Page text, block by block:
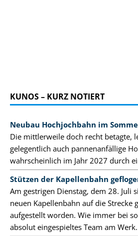
KUNOS – KURZ NOTIERT
Neubau Hochjochbahn im
Die mittlerweile doch recht betagte,
gelegentlich auch pannenanfällige
wahrscheinlich im Jahr 2027 durch
Stützen der Kapellenbahn
Am gestrigen Dienstag, dem 28. Juli
neuen Kapellenbahn auf die Strecke
aufgestellt worden. Wie immer bei
absolut eingespieltes Team am Werk.